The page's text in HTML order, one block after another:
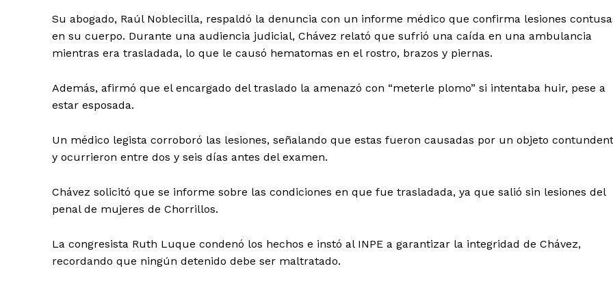
Su abogado, Raúl Noblecilla, respaldó la denuncia con un informe médico que confirma lesiones
en su cuerpo. Durante una audiencia judicial, Chávez relató que sufrió una caída en una ambulancia
mientras era trasladada, lo que le causó hematomas en el rostro, brazos y piernas.
Además, afirmó que el encargado del traslado la amenazó con “meterle plomo” si intentaba huir, pese a
estar esposada.
Un médico legista corroboró las lesiones, señalando que estas fueron causadas por un objeto
y ocurrieron entre dos y seis días antes del examen.
Chávez solicitó que se informe sobre las condiciones en que fue trasladada, ya que salió sin lesiones del
penal de mujeres de Chorrillos.
La congresista Ruth Luque condenó los hechos e instó al INPE a garantizar la integridad de Chávez,
recordando que ningún detenido debe ser maltratado.